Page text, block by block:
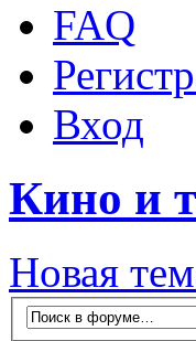
FAQ
Вход
Кино и
Новая